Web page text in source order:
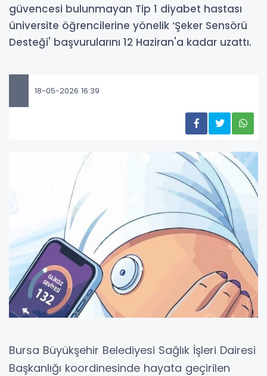
güvencesi bulunmayan Tip 1 diyabet hastası
üniversite öğrencilerine yönelik ‘Şeker Sensörü
Desteği' başvurularını 12 Haziran'a kadar uzattı.
18-05-2026 16:39
Bursa Büyükşehir Belediyesi Sağlık İşleri Dairesi
Başkanlığı koordinesinde hayata geçirilen